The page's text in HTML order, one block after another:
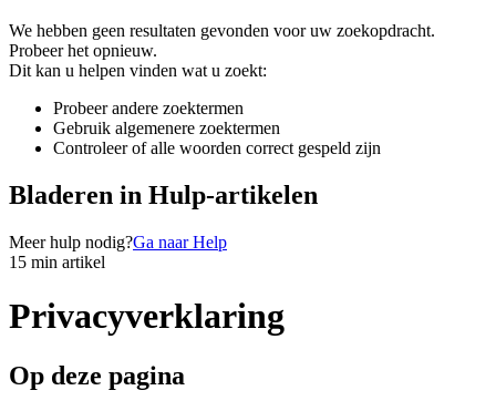
We hebben geen resultaten gevonden voor uw zoekopdracht.
Probeer het opnieuw.
Dit kan u helpen vinden wat u zoekt:
Probeer andere zoektermen
Gebruik algemenere zoektermen
Controleer of alle woorden correct gespeld zijn
Bladeren in Hulp-artikelen
Meer hulp nodig?Ga naar Help
15 min artikel
Privacyverklaring
Op deze pagina